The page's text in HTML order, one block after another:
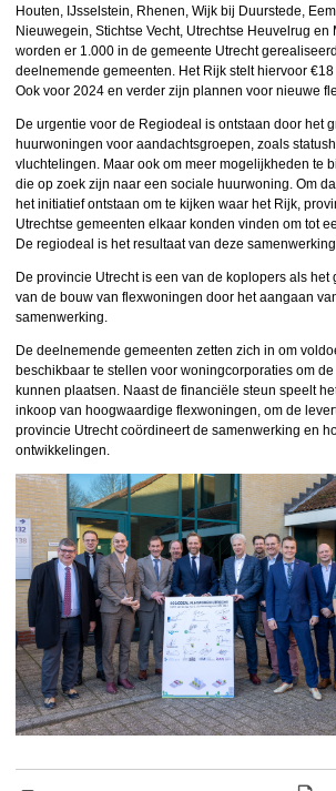
Houten, IJsselstein, Rhenen, Wijk bij Duurstede,
Nieuwegein, Stichtse Vecht, Utrechtse Heuvelrug en
worden er 1.000 in de gemeente Utrecht
deelnemende gemeenten. Het Rijk stelt hiervoor
Ook voor 2024 en verder zijn plannen voor nieuwe
De urgentie voor de Regiodeal is ontstaan door het
huurwoningen voor aandachtsgroepen, zoals
vluchtelingen. Maar ook om meer mogelijkheden te
die op zoek zijn naar een sociale huurwoning. Om
het initiatief ontstaan om te kijken waar het Rijk,
Utrechtse gemeenten elkaar konden vinden om tot
De regiodeal is het resultaat van deze
De provincie Utrecht is een van de koplopers als het
van de bouw van flexwoningen door het aangaan
samenwerking.
De deelnemende gemeenten zetten zich in om
beschikbaar te stellen voor woningcorporaties om
kunnen plaatsen. Naast de financiële steun speelt
inkoop van hoogwaardige flexwoningen, om de
provincie Utrecht coördineert de samenwerking en
ontwikkelingen.